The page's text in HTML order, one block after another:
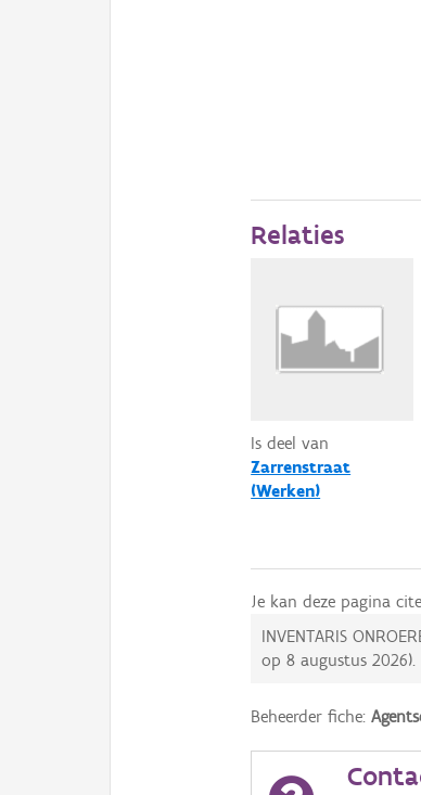
Relaties
Is deel van
Zarrenstraat
(Werken)
Je kan deze pagina
INVENTARIS
op8 augustus 2026).
Beheerder fiche: